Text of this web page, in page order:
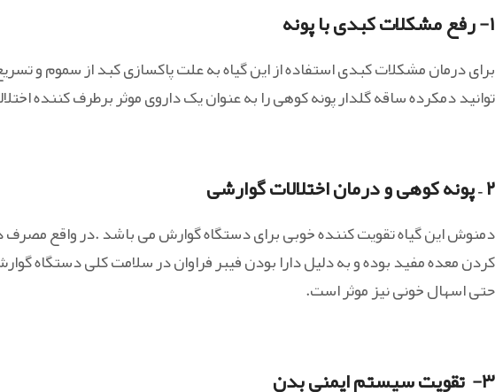
۱- رفع مشکلات کبدی با پونه
برای درمان مشکلات کبدی استفاده از این گیاه به علت پاکسازی کبد از سموم و
توانید دمکرده ساقه گلدار پونه کوهی را به عنوان یک داروی موثر برطرف کننده
۲ – پونه کوهی و درمان اختلالات گوارشی
دمنوش این گیاه تقویت کننده خوبی برای دستگاه گوارش می باشد .در واقع مصرف
کردن معده مفید بوده و به دلیل دارا بودن فیبر فراوان در سلامت کلی دستگاه
حتی اسهال خونی نیز موثر است.
۳- تقویت سیستم ایمنی بدن